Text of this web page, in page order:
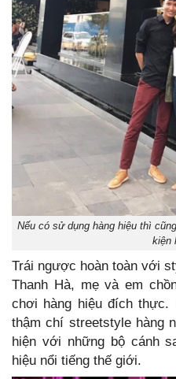
Nếu có sử dụng hàng hiệu thì
kiện
Trái ngược hoàn toàn với
Thanh Hà, mẹ và em
chơi hàng hiệu đích thực.
thậm chí streetstyle hàng
hiện với những bộ cánh
hiệu nổi tiếng thế giới.